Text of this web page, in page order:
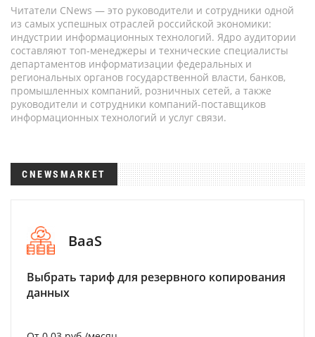
Читатели CNews — это руководители и сотрудники одной
из самых успешных отраслей российской экономики:
индустрии информационных технологий. Ядро аудитории
составляют топ-менеджеры и технические специалисты
департаментов информатизации федеральных и
региональных органов государственной власти, банков,
промышленных компаний, розничных сетей, а также
руководители и сотрудники компаний-поставщиков
информационных технологий и услуг связи.
CNEWSMARKET
BaaS
Выбрать тариф для резервного копирования
данных